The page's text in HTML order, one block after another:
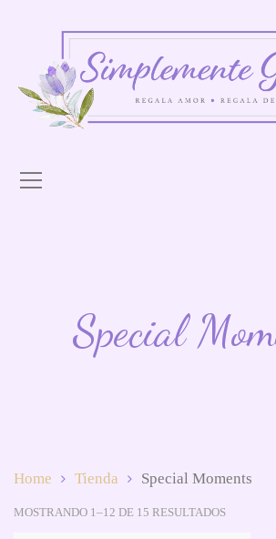
Special
Home Tienda Special Moments
MOSTRANDO 1–12 DE 15 RESULTADOS